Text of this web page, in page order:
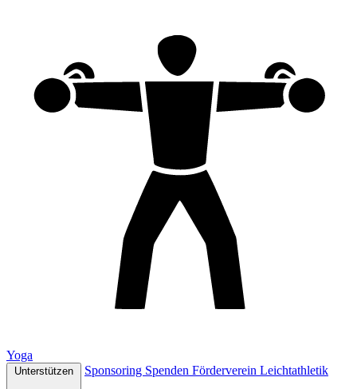
Yoga
Unterstützen Sponsoring Spenden Förderverein Leichtathletik